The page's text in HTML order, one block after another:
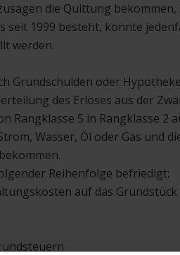
die Quittung
seit 1999 besteht, konnte
werden.
Grundschulden oder
des Erlöses aus der
Rangklasse 5 in Rangklasse 2
Wasser, Öl oder Gas und
Reihenfolge befriedigt:
auf das